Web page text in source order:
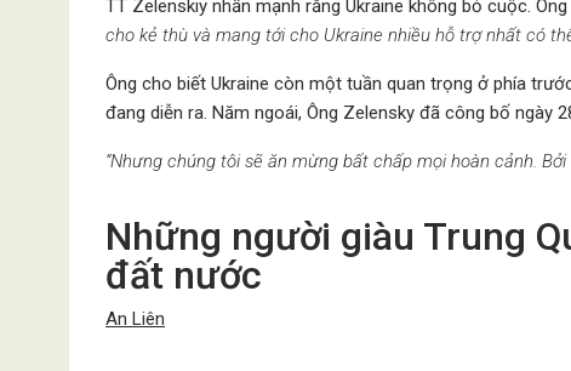
TT Zelenskiy nhấn mạnh rằng Ukraine không bỏ cuộc. Ông
cho kẻ thù và mang tới cho Ukraine nhiều hỗ trợ nhất có
Ông cho biết Ukraine còn một tuần quan trọng ở phía
đang diễn ra. Năm ngoái, Ông Zelensky đã công bố ngày
“Nhưng chúng tôi sẽ ăn mừng bất chấp mọi hoàn cảnh.
Những người giàu Trung
đất nước
An Liên